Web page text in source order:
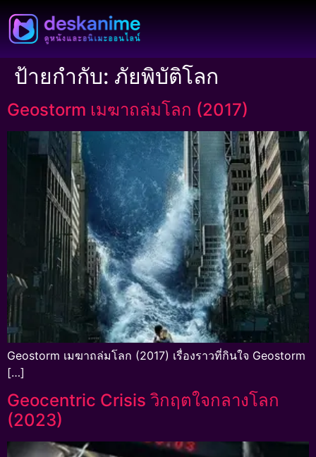
ป้ายกำกับ: ภัยพิบัติโลก
Geostorm เมฆาถล่มโลก (2017)
Geostorm เมฆาถล่มโลก (2017) เรื่องราวที่กินใจ Geostorm
[…]
Geocentric Crisis วิกฤตใจกลางโลก
(2023)